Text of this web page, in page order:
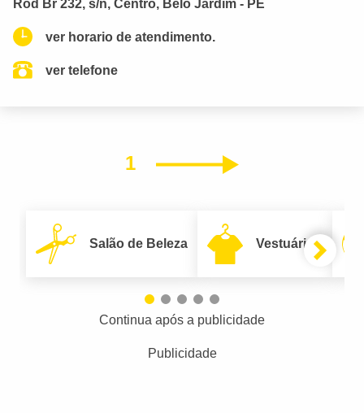
Rod Br 232, s/n, Centro, Belo Jardim - PE
ver horario de atendimento.
ver telefone
1 Próximo
Salão de Beleza Vestuário
Continua após a publicidade
Publicidade